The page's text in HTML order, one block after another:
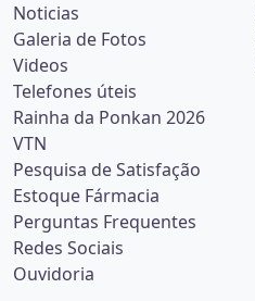
Noticias
Galeria de Fotos
Videos
Telefones úteis
Rainha da Ponkan 2026
VTN
Pesquisa de Satisfação
Estoque Fármacia
Perguntas Frequentes
Redes Sociais
Ouvidoria